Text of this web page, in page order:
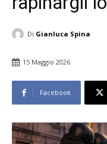
Di Gianluca Spina
15 Maggio 2026
Facebook